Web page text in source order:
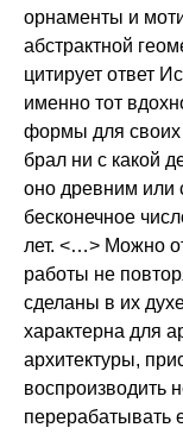
орнаменты и
абстрактной
цитирует ответ
именно тот
формы для своих
брал ни с какой
оно древним или
бесконечное
лет. <…> Можно
работы не
сделаны в их
характерна для
архитектуры,
воспроизводить
перерабатывать